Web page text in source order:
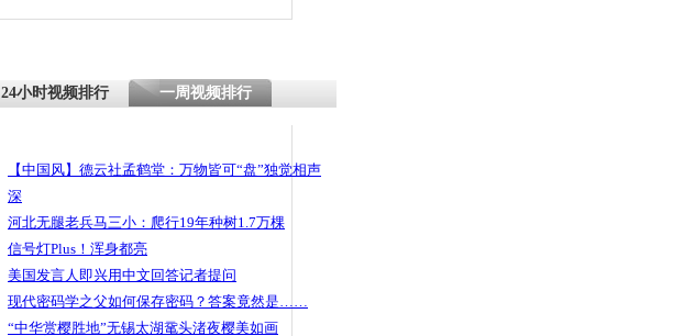
24小时视频排行 一周视频排行
【中国风】德云社孟鹤堂：万物皆可“盘”独觉相声
深
河北无腿老兵马三小：爬行19年种树1.7万棵
信号灯Plus！浑身都亮
美国发言人即兴用中文回答记者提问
现代密码学之父如何保存密码？答案竟然是……
“中华赏樱胜地”无锡太湖鼋头渚夜樱美如画